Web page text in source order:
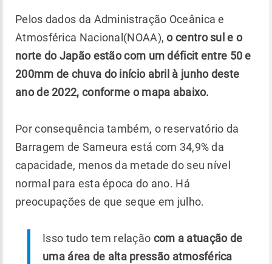
Pelos dados da Administração Oceânica e
Atmosférica Nacional(NOAA),o centro sul e o
norte do Japão estão com um déficit entre 50 e
200mm de chuva do início abril à junho deste
ano de 2022, conforme o mapa abaixo.
Por consequência também, o reservatório da
Barragem de Sameura está com 34,9% da
capacidade, menos da metade do seu nível
normal para esta época do ano. Há
preocupações de que seque em julho.
Isso tudo tem relação com a atuação de
uma área de alta pressão atmosférica